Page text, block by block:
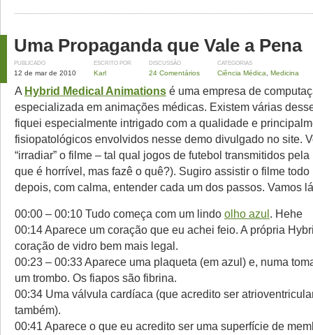
Uma Propaganda que Vale a Pena
PUBLICADO
12 de mar de 2010
ESCRITO POR
Karl
DISCUSSÃO
24 Comentários
CATEGORIAS
Ciência Médica Medicina
A Hybrid Medical Animations é uma empresa de
especializada em animações médicas. Existem várias
fiquei especialmente intrigado com a qualidade e
fisiopatológicos envolvidos nesse demo divulgado no site.
“irradiar” o filme – tal qual jogos de futebol transmitidos
que é horrível, mas fazê o quê?). Sugiro assistir o filme todo
depois, com calma, entender cada um dos passos. Vamos
00:00 – 00:10 Tudo começa com um lindo olho azul. Hehe
00:14 Aparece um coração que eu achei feio. A própria
coração de vidro bem mais legal.
00:23 – 00:33 Aparece uma plaqueta (em azul) e, numa
um trombo. Os fiapos são fibrina.
00:34 Uma válvula cardíaca (que acredito ser
também).
00:41 Aparece o que eu acredito ser uma superfície de